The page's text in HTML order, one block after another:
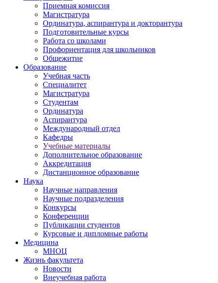
Приемная комиссия
Магистратура
Ординатура, аспирантура и докторантура
Подготовительные курсы
Работа со школами
Профориентация для школьников
Общежитие
Образование
Учебная часть
Специалитет
Магистратура
Студентам
Ординатура
Аспирантура
Международный отдел
Кафедры
Учебные материалы
Дополнительное образование
Аккредитация
Дистанционное образование
Наука
Научные направления
Научные подразделения
Конкурсы
Конференции
Публикации студентов
Курсовые и дипломные работы
Медицина
МНОЦ
Жизнь факультета
Новости
Внеучебная работа